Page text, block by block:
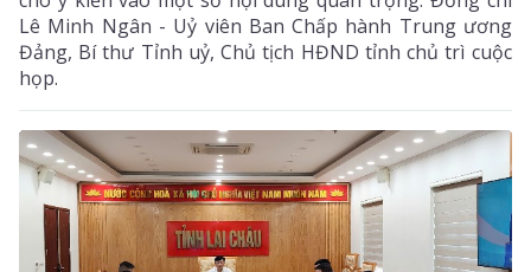
Lê Minh Ngân - Uỷ viên Ban Chấp hành Trung ương
Đảng, Bí thư Tỉnh uỷ, Chủ tịch HĐND tỉnh chủ trì cuộc
họp.